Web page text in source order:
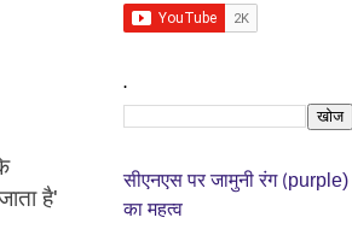
है'
.
सीएनएस पर जामुनी रंग (purple)
का महत्व